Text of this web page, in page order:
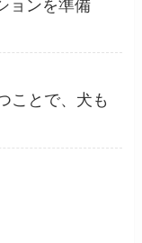
ョンを準備
ことで、犬も